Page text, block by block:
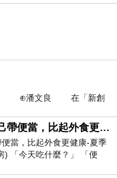
「新創
中午吃什麼？自己帶便當，比起外食更健康-夏季日常。(舞動馬尾廚房)
當，比起外食更健康-夏季
) 「今天吃什麼？」 「便
每天都在選擇